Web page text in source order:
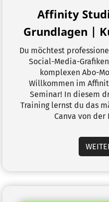
Affinity
Grundlagen |
Du möchtest
Social-Media-
komplexen Abo-
Willkommen im
Seminar! In diesem
Training lernst du das
Canva von der